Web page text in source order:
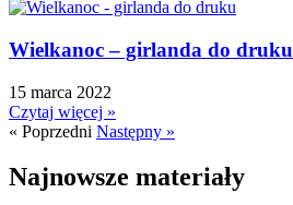
Karty Pracy
Karty ruchowe
↳ Kolorowanki XXL
Kolory
Kształty
Wielkanoc – girlanda do druku
15 marca 2022
Czytaj więcej »
« Poprzedni Następny »
Najnowsze materiały